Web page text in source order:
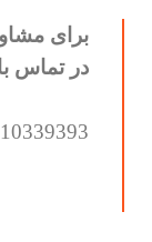
برای
در تماس